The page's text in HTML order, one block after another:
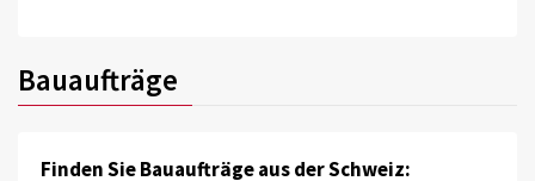
Bauaufträge
Finden Sie Bauaufträge aus der Schweiz: